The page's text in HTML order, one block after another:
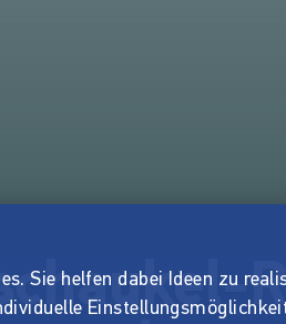
Sie helfen dabei Ideen zu